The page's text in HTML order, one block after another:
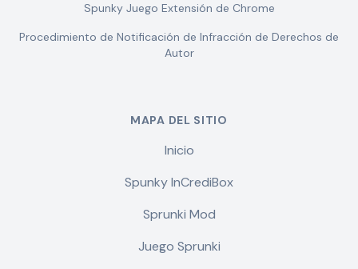
Spunky Juego Extensión de Chrome
Procedimiento de Notificación de Infracción de Derechos de
Autor
MAPA DEL SITIO
Inicio
Spunky InCrediBox
Sprunki Mod
Juego Sprunki